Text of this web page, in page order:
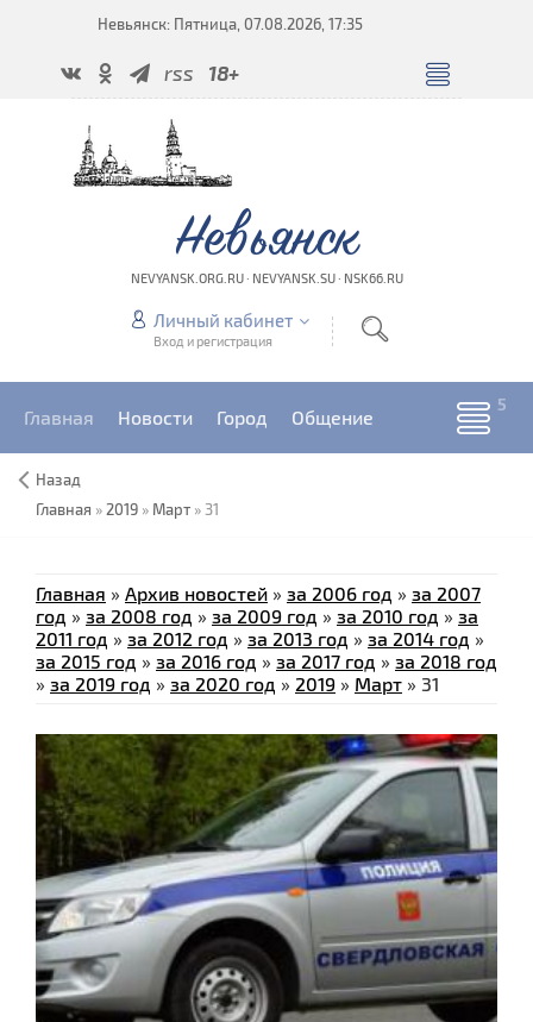
Невьянск: Пятница, 07.08.2026, 17:35
rss 18+
Невьянск
NEVYANSK.ORG.RU · NEVYANSK.SU · NSK66.RU
Личный кабинет
Вход и регистрация
Главная Новости Город Общение
Назад
Главная » 2019 » Март » 31
Главная » Архив новостей » за 2006 год » за 2007
год » за 2008 год » за 2009 год » за 2010 год » за
2011 год » за 2012 год » за 2013 год » за 2014 год »
за 2015 год » за 2016 год » за 2017 год » за 2018 год
» за 2019 год » за 2020 год » 2019 » Март » 31